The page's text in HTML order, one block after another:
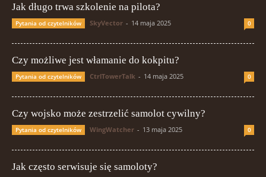
Jak długo trwa szkolenie na pilota?
Pytania od czytelników SkyVector - 14 maja 2025 0
Czy możliwe jest włamanie do kokpitu?
Pytania od czytelników CtrlTowerTalk - 14 maja 2025 0
Czy wojsko może zestrzelić samolot cywilny?
Pytania od czytelników WingWatcher - 13 maja 2025 0
Jak często serwisuje się samoloty?